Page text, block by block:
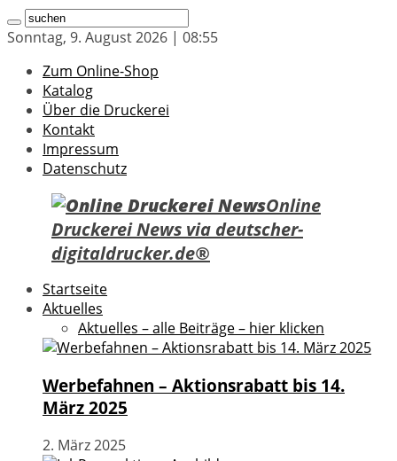
Sonntag, 9. August 2026 | 08:55
Zum Online-Shop
Katalog
Über die Druckerei
Kontakt
Impressum
Datenschutz
Online
Druckerei News via deutscher-
digitaldrucker.de®
Startseite
Aktuelles
Aktuelles – alle Beiträge – hier klicken
Werbefahnen – Aktionsrabatt bis 14.
März 2025
2. März 2025